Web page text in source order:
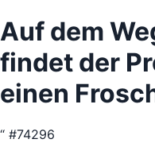
Auf dem
findet der
einen
“ #74296